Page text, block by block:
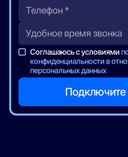
Соглашаюсь с условиями
конфиденциальности в
персональных данных